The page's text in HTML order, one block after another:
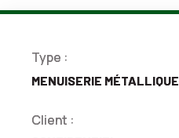
Type :
MENUISERIE MÉTALLIQUE
Client :